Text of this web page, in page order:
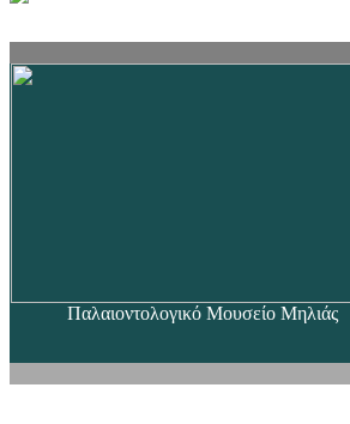
Παλαιοντολογικό Μουσείο Μηλιάς